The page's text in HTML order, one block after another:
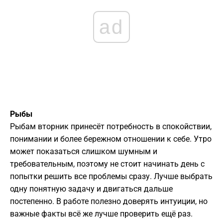
ad
Рыбы
Рыбам вторник принесёт потребность в спокойствии,
понимании и более бережном отношении к себе. Утро
может показаться слишком шумным и
требовательным, поэтому не стоит начинать день с
попытки решить все проблемы сразу. Лучше выбрать
одну понятную задачу и двигаться дальше
постепенно. В работе полезно доверять интуиции, но
важные факты всё же лучше проверить ещё раз.